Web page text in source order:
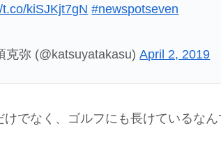
t.co/kiSJKjt7gN #newspotseven
弥 (@katsuyatakasu)April 2, 2019
けでなく、ゴルフにも長けているなん